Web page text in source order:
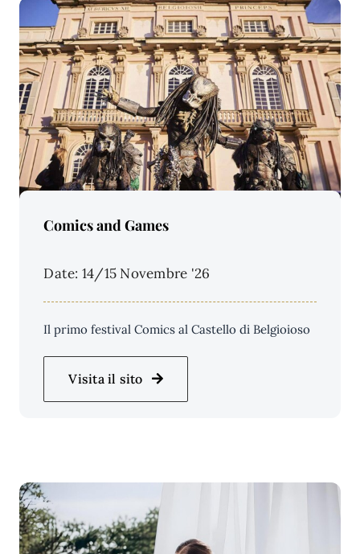
Comics and Games
Date: 14/15 Novembre '26
Il primo festival Comics al Castello di Belgioioso
Visita il sito